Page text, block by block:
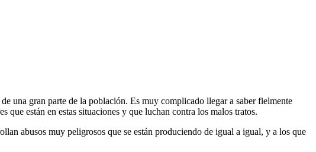
una gran parte de la población. Es muy complicado llegar a saber fielmente
están en estas situaciones y que luchan contra los malos tratos.
abusos muy peligrosos que se están produciendo de igual a igual, y a los que